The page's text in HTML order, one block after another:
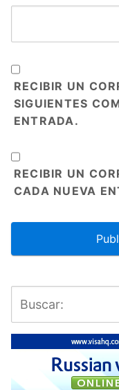
RECIBIR UN
SIGUIENTES
ENTRADA.
RECIBIR UN
CADA NUEVA